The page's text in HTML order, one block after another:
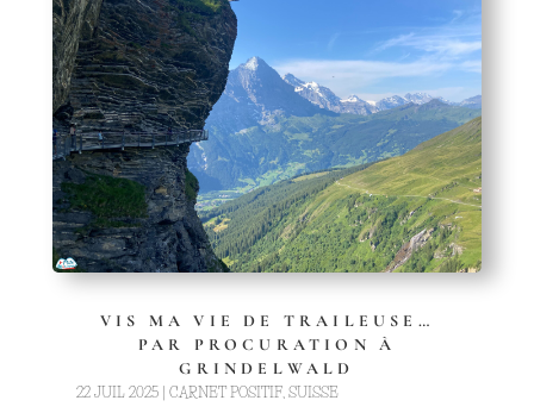
VIS MA VIE DE TRAILEUSE…
PAR PROCURATION À
GRINDELWALD
22 JUIL 2025| CARNET POSITIF, SUISSE